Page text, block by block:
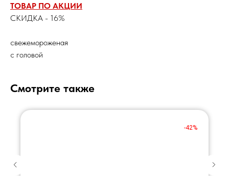
ТОВАР ПО АКЦИИ
СКИДКА - 16%
свежемороженая
с головой
Смотрите также
-42%